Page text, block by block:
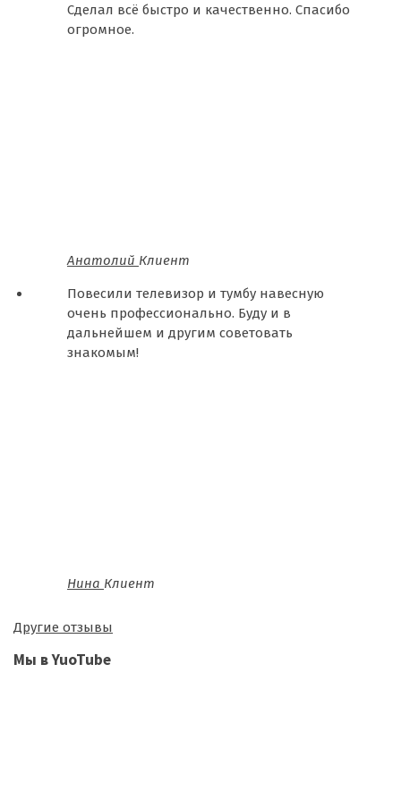
Сделал всё быстро и качественно. Спасибо
огромное.
Анатолий Клиент
Повесили телевизор и тумбу навесную
очень профессионально. Буду и в
дальнейшем и другим советовать
знакомым!
Нина Клиент
Другие отзывы
Мы в YuoTube